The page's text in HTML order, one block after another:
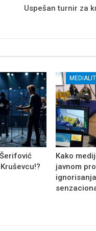
Uspešan turnir za
MEDIALIT
Kako
javnom